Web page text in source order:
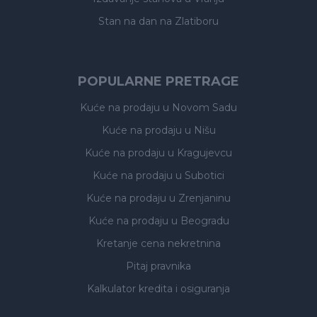
Stan na dan na Zlatiboru
POPULARNE PRETRAGE
Kuće na prodaju u Novom Sadu
Kuće na prodaju u Nišu
Kuće na prodaju u Kragujevcu
Kuće na prodaju u Subotici
Kuće na prodaju u Zrenjaninu
Kuće na prodaju u Beogradu
Kretanje cena nekretnina
Pitaj pravnika
Kalkulator kredita i osiguranja